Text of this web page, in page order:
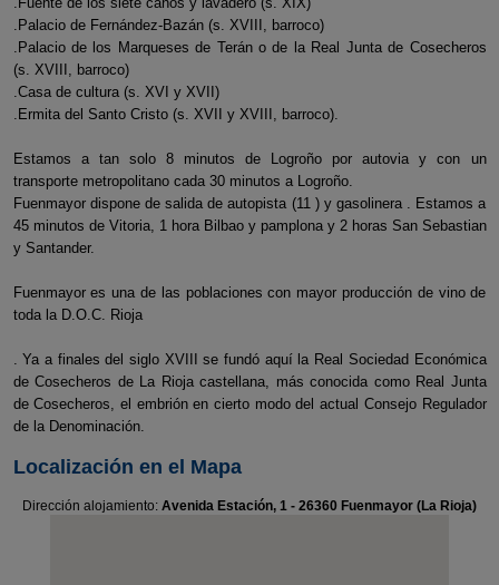
.Palacio de Fernández-Bazán (s. XVIII, barroco)
.Palacio de los Marqueses de Terán o de la Real Junta de Cosecheros
(s. XVIII, barroco)
.Casa de cultura (s. XVI y XVII)
.Ermita del Santo Cristo (s. XVII y XVIII, barroco).
Estamos a tan solo 8 minutos de Logroño por autovia y con un
transporte metropolitano cada 30 minutos a Logroño.
Fuenmayor dispone de salida de autopista (11 ) y gasolinera . Estamos a
45 minutos de Vitoria, 1 hora Bilbao y pamplona y 2 horas San Sebastian
y Santander.
Fuenmayor es una de las poblaciones con mayor producción de vino de
toda la D.O.C. Rioja
. Ya a finales del siglo XVIII se fundó aquí la Real Sociedad Económica
de Cosecheros de La Rioja castellana, más conocida como Real Junta
de Cosecheros, el embrión en cierto modo del actual Consejo Regulador
de la Denominación.
Localización en el Mapa
Dirección alojamiento: Avenida Estación, 1 - 26360 Fuenmayor (La Rioja)